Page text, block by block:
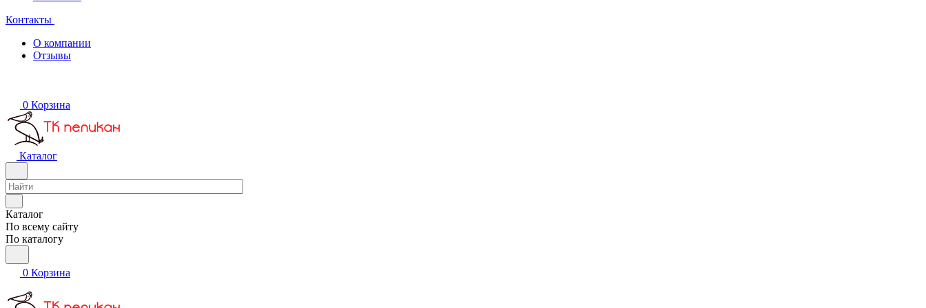
Контакты
О компании
Отзывы
0 Корзина
Каталог
Каталог
По всему сайту
По каталогу
0 Корзина